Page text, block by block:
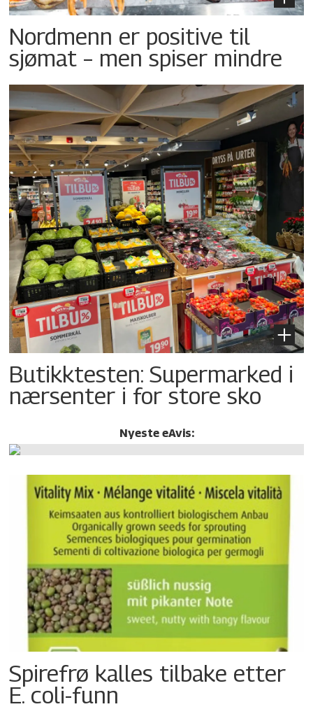
Nordmenn er positive til
sjømat – men spiser mindre
Butikktesten: Supermarked i
nærsenter i for store sko
Nyeste eAvis:
Spirefrø kalles tilbake etter
E. coli-funn